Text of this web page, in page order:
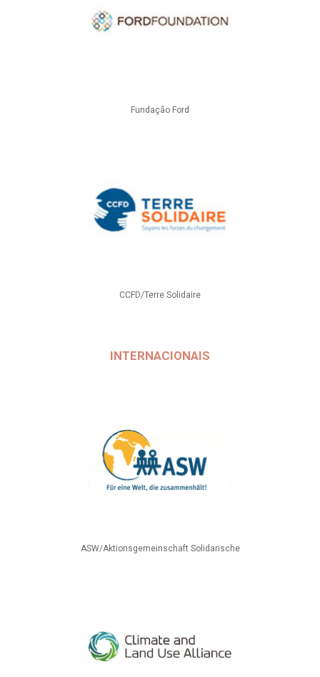
Fundação Ford
CCFD/Terre Solidaire
INTERNACIONAIS
ASW/Aktionsgemeinschaft Solidarische